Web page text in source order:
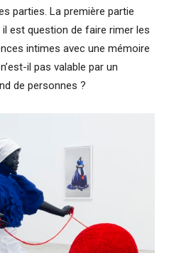
parties. La première partie
il est question de faire rimer les
intimes avec une mémoire
il pas valable par un
de personnes ?